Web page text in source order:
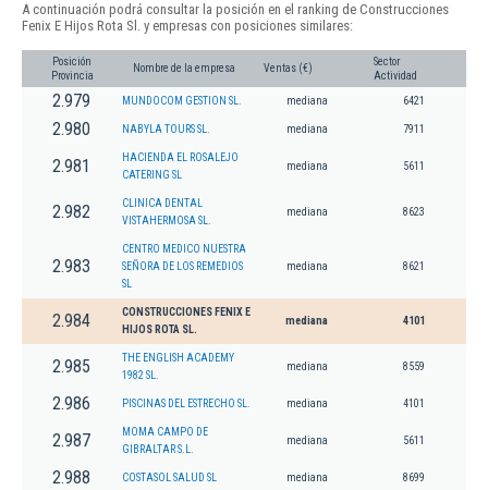
A continuación podrá consultar la posición en el ranking de Construcciones
Fenix E Hijos Rota Sl. y empresas con posiciones similares:
Posición
Provincia
Nombre de la empresa Ventas (€)
Sector
Actividad
2.979 MUNDOCOM GESTION SL. mediana 6421
2.980 NABYLA TOURS SL. mediana 7911
2.981
HACIENDA EL ROSALEJO
CATERING SL
mediana 5611
2.982
CLINICA DENTAL
VISTAHERMOSA SL.
mediana 8623
2.983
CENTRO MEDICO NUESTRA
SEÑORA DE LOS REMEDIOS
SL
mediana 8621
2.984
CONSTRUCCIONES FENIX E
HIJOS ROTA SL.
mediana 4101
2.985
THE ENGLISH ACADEMY
1982 SL.
mediana 8559
2.986 PISCINAS DEL ESTRECHO SL. mediana 4101
2.987
MOMA CAMPO DE
GIBRALTAR S.L.
mediana 5611
2.988 COSTASOL SALUD SL mediana 8699